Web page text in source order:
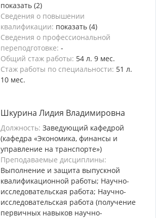
показать (2)
Сведения о повышении
квалификации: показать (4)
Сведения о профессиональной
переподготовке: -
Общий стаж работы: 54 л. 9 мес.
Стаж работы по специальности: 51 л.
10 мес.
Шкурина Лидия Владимировна
Должность: Заведующий кафедрой
(кафедра «Экономика, финансы и
управление на транспорте»)
Преподаваемые дисциплины:
Выполнение и защита выпускной
квалификационной работы; Научно-
исследовательская работа; Научно-
исследовательская работа (получение
первичных навыков научно-